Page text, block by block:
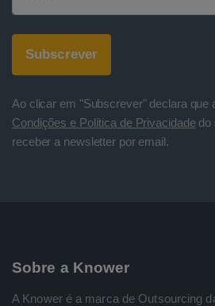
Ao clicar em "Subscrever" declara que
Condições e Política de Privacidadedo
receber a newsletter por email.
Sobre a Knower
A Knower é a marca de Outsourcing